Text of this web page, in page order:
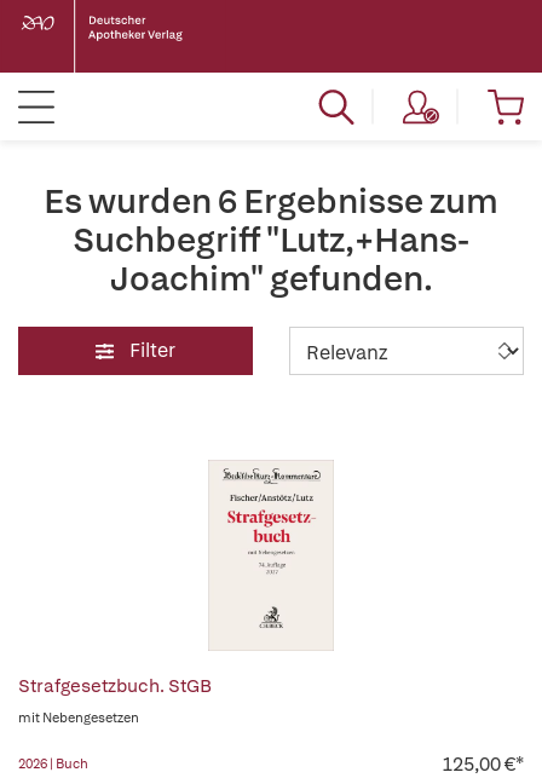
Es wurden 6 Ergebnisse zum
Suchbegriff "Lutz,+Hans-
Joachim" gefunden.
Filter
Strafgesetzbuch. StGB
mit Nebengesetzen
2026 | Buch 125,00 €*